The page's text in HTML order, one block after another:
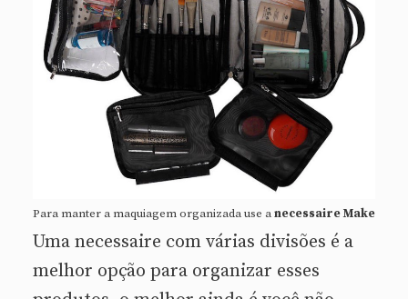
Para manter a maquiagem organizada use anecessaire Make
Uma necessaire com várias divisões é a
melhor opção para organizar esses